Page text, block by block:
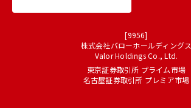
[9956]
株式会社バローホールディングス
Valor Holdings Co., Ltd.
東京証券取引所 プライム市場
名古屋証券取引所 プレミア市場